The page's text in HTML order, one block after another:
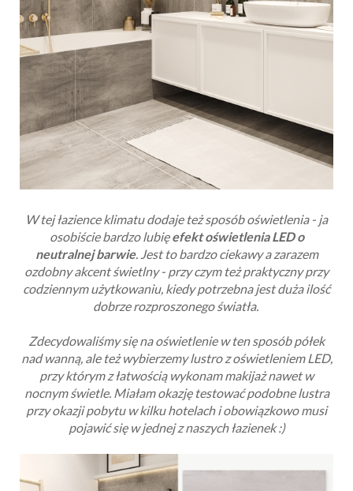
W tej łazience klimatu dodaje też sposób oświetlenia - ja
osobiście bardzo lubięefekt oświetlenia LED o
neutralnej barwie. Jest to bardzo ciekawy a zarazem
ozdobny akcent świetlny - przy czym też praktyczny przy
codziennym użytkowaniu, kiedy potrzebna jest duża ilość
dobrze rozproszonego światła.
Zdecydowaliśmy się na oświetlenie w ten sposób półek
nad wanną, ale też wybierzemy lustro z oświetleniem LED,
przy którym z łatwością wykonam makijaż nawet w
nocnym świetle. Miałam okazję testować podobne lustra
przy okazji pobytu w kilku hotelach i obowiązkowo musi
pojawić się w jednej z naszych łazienek :)